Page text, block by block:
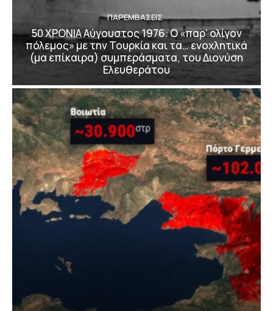
ΠΑΡΕΜΒΑΣΕΙΣ
50 ΧΡΟΝΙΑ Αύγουστος 1976: Ο «παρ’ ολίγον
πόλεμος» με την Τουρκία και τα… ενοχλητικά
(μα επίκαιρα) συμπεράσματα, του Διονύση
Ελευθεράτου